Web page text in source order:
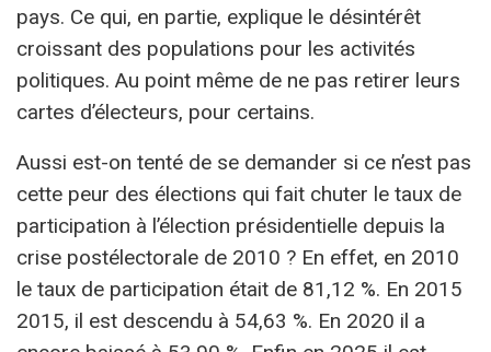
pays. Ce qui, en partie, explique le désintérêt
croissant des populations pour les activités
politiques. Au point même de ne pas retirer leurs
cartes d’électeurs, pour certains.
Aussi est-on tenté de se demander si ce n’est pas
cette peur des élections qui fait chuter le taux de
participation à l’élection présidentielle depuis la
crise postélectorale de 2010 ? En effet, en 2010
le taux de participation était de 81,12 %. En 2015
2015, il est descendu à 54,63 %. En 2020 il a